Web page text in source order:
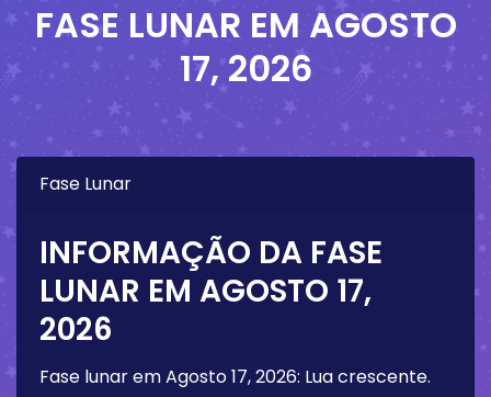
FASE LUNAR EM AGOSTO
17, 2026
Fase Lunar
INFORMAÇÃO DA FASE
LUNAR EM AGOSTO 17,
2026
Fase lunar emAgosto 17, 2026: Lua crescente.